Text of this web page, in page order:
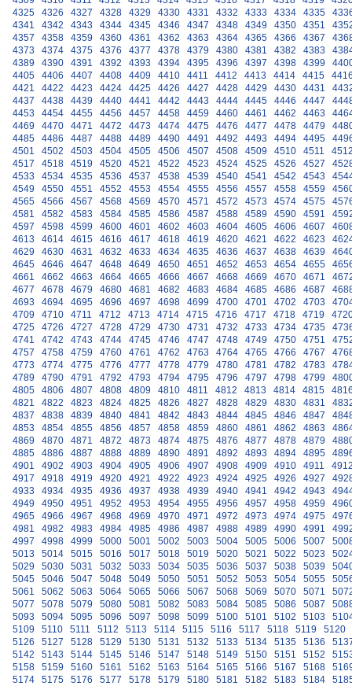
4325
4326 4327 4328 4329 4330 4331 4332 4333 4334 4335
4341
4342 4343 4344 4345 4346 4347 4348 4349 4350 4351
4357
4358 4359 4360 4361 4362 4363 4364 4365 4366 4367
4373
4374 4375 4376 4377 4378 4379 4380 4381 4382 4383
4389
4390 4391 4392 4393 4394 4395 4396 4397 4398 4399
4405
4406 4407 4408 4409 4410 4411 4412 4413 4414 4415
4421
4422 4423 4424 4425 4426 4427 4428 4429 4430 4431
4437
4438 4439 4440 4441 4442 4443 4444 4445 4446 4447
4453
4454 4455 4456 4457 4458 4459 4460 4461 4462 4463
4469
4470 4471 4472 4473 4474 4475 4476 4477 4478 4479
4485
4486 4487 4488 4489 4490 4491 4492 4493 4494 4495
4501
4502 4503 4504 4505 4506 4507 4508 4509 4510 4511
4517
4518 4519 4520 4521 4522 4523 4524 4525 4526 4527
4533
4534 4535 4536 4537 4538 4539 4540 4541 4542 4543
4549
4550 4551 4552 4553 4554 4555 4556 4557 4558 4559
4565
4566 4567 4568 4569 4570 4571 4572 4573 4574 4575
4581
4582 4583 4584 4585 4586 4587 4588 4589 4590 4591
4597
4598 4599 4600 4601 4602 4603 4604 4605 4606 4607
4613
4614 4615 4616 4617 4618 4619 4620 4621 4622 4623
4629
4630 4631 4632 4633 4634 4635 4636 4637 4638 4639
4645
4646 4647 4648 4649 4650 4651 4652 4653 4654 4655
4661
4662 4663 4664 4665 4666 4667 4668 4669 4670 4671
4677
4678 4679 4680 4681 4682 4683 4684 4685 4686 4687
4693
4694 4695 4696 4697 4698 4699 4700 4701 4702 4703
4709
4710 4711 4712 4713 4714 4715 4716 4717 4718 4719
4725
4726 4727 4728 4729 4730 4731 4732 4733 4734 4735
4741
4742 4743 4744 4745 4746 4747 4748 4749 4750 4751
4757
4758 4759 4760 4761 4762 4763 4764 4765 4766 4767
4773
4774 4775 4776 4777 4778 4779 4780 4781 4782 4783
4789
4790 4791 4792 4793 4794 4795 4796 4797 4798 4799
4805
4806 4807 4808 4809 4810 4811 4812 4813 4814 4815
4821
4822 4823 4824 4825 4826 4827 4828 4829 4830 4831
4837
4838 4839 4840 4841 4842 4843 4844 4845 4846 4847
4853
4854 4855 4856 4857 4858 4859 4860 4861 4862 4863
4869
4870 4871 4872 4873 4874 4875 4876 4877 4878 4879
4885
4886 4887 4888 4889 4890 4891 4892 4893 4894 4895
4901
4902 4903 4904 4905 4906 4907 4908 4909 4910 4911
4917
4918 4919 4920 4921 4922 4923 4924 4925 4926 4927
4933
4934 4935 4936 4937 4938 4939 4940 4941 4942 4943
4949
4950 4951 4952 4953 4954 4955 4956 4957 4958 4959
4965
4966 4967 4968 4969 4970 4971 4972 4973 4974 4975
4981
4982 4983 4984 4985 4986 4987 4988 4989 4990 4991
4997
4998 4999 5000 5001 5002 5003 5004 5005 5006 5007
5013
5014 5015 5016 5017 5018 5019 5020 5021 5022 5023
5029
5030 5031 5032 5033 5034 5035 5036 5037 5038 5039
5045
5046 5047 5048 5049 5050 5051 5052 5053 5054 5055
5061
5062 5063 5064 5065 5066 5067 5068 5069 5070 5071
5077
5078 5079 5080 5081 5082 5083 5084 5085 5086 5087
5093
5094 5095 5096 5097 5098 5099 5100 5101 5102 5103
5109
5110 5111 5112 5113 5114 5115 5116 5117 5118 5119
5120
5126
5127 5128 5129 5130 5131 5132 5133 5134 5135 5136
5142
5143 5144 5145 5146 5147 5148 5149 5150 5151 5152
5158
5159 5160 5161 5162 5163 5164 5165 5166 5167 5168
5174
5175 5176 5177 5178 5179 5180 5181 5182 5183 5184